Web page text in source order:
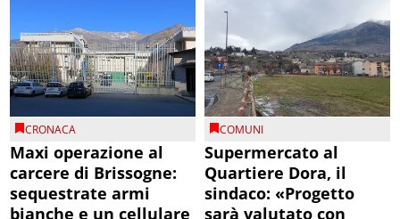
CRONACA
Maxi operazione al
carcere di Brissogne:
sequestrate armi
bianche e un cellulare
COMUNI
Supermercato al
Quartiere Dora, il
sindaco: «Progetto
sarà valutato con